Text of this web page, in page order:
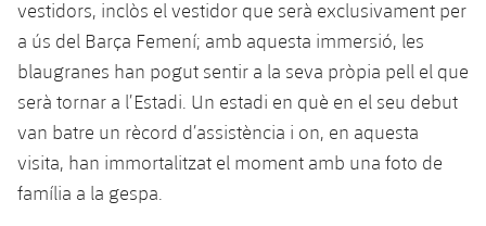
Barça Cafe
La Masia
plusicon
més
Serveis
Serveis Mèdics
plusicon
més
Acreditacions
SUB10 B
SUB9 A
SUB8 A
Fotos
Història
Palmarès
Infantil B
Mini
Resultats
Classificació
Fotos
Resultats
Classificació
Jugadors
Fotos
Juvenil
Cadet A
Cadet B
PLUSICON
MÉS
Primer equip
plusicon
més
Actualitat
Calendari
plusicon
més
Actualitat
plusicon
més
vestidors, inclòs el vestidor que serà exclusivament per
a ús del Barça Femení; amb aquesta immersió, les
blaugranes han pogut sentir a la seva pròpia pell el que
serà tornar a l’Estadi. Un estadi en què en el seu debut
van batre un rècord d’assistència i on, en aquesta
visita, han immortalitzat el moment amb una foto de
família a la gespa.